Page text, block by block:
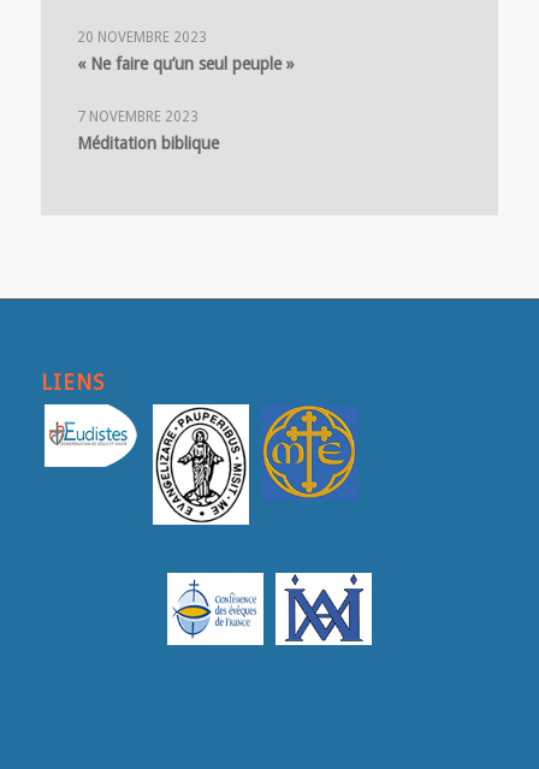
20 NOVEMBRE 2023
« Ne faire qu’un seul peuple »
7 NOVEMBRE 2023
Méditation biblique
LIENS